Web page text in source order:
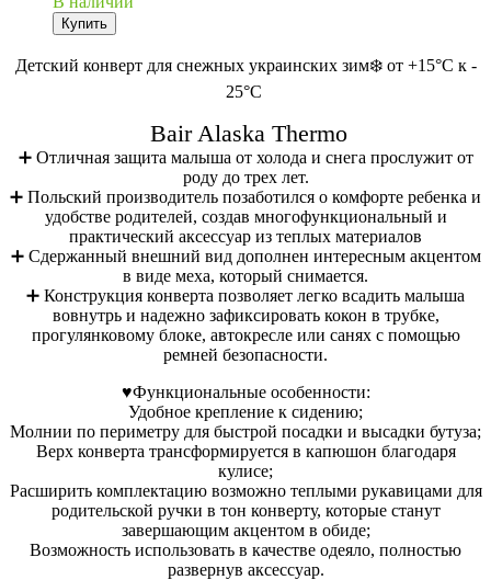
Купить
Детский конверт для снежных украинских зим❄️ от +15°С к -
25°С
Bair Alaska Thermo
➕ Отличная защита малыша от холода и снега прослужит от
роду до трех лет.
➕ Польский производитель позаботился о комфорте ребенка и
удобстве родителей, создав многофункциональный и
практический аксессуар из теплых материалов
➕ Сдержанный внешний вид дополнен интересным акцентом
в виде меха, который снимается.
➕ Конструкция конверта позволяет легко всадить малыша
вовнутрь и надежно зафиксировать кокон в трубке,
прогулянковому блоке, автокресле или санях с помощью
ремней безопасности.
♥️Функциональные особенности:
Удобное крепление к сидению;
Молнии по периметру для быстрой посадки и высадки бутуза;
Верх конверта трансформируется в капюшон благодаря
кулисе;
Расширить комплектацию возможно теплыми рукавицами для
родительской ручки в тон конверту, которые станут
завершающим акцентом в обиде;
Возможность использовать в качестве одеяло, полностью
развернув аксессуар.